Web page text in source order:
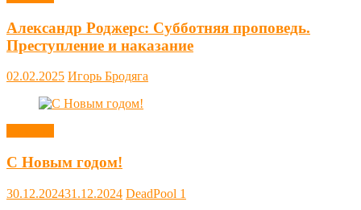
Александр Роджерс: Субботняя проповедь.
Преступление и наказание
02.02.2025 Игорь Бродяга
С Новым годом!
30.12.202431.12.2024 DeadPool 1